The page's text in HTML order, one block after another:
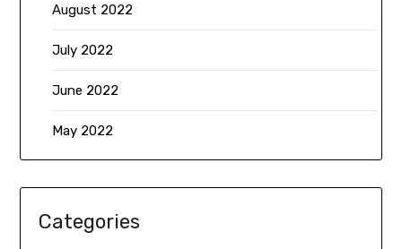
August 2022
July 2022
June 2022
May 2022
Categories